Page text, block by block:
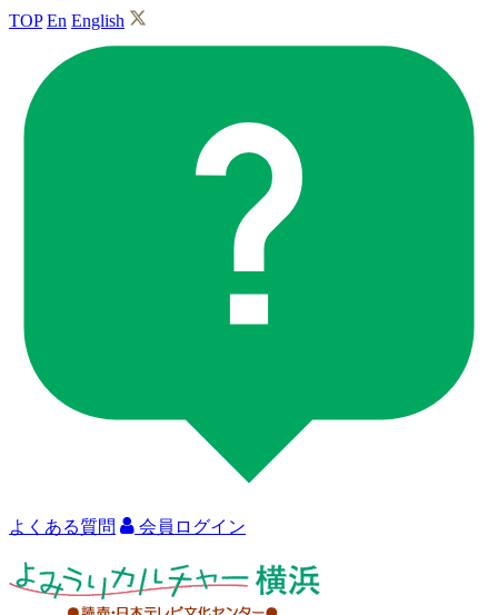
TOP En English
よくある質問 会員ログイン